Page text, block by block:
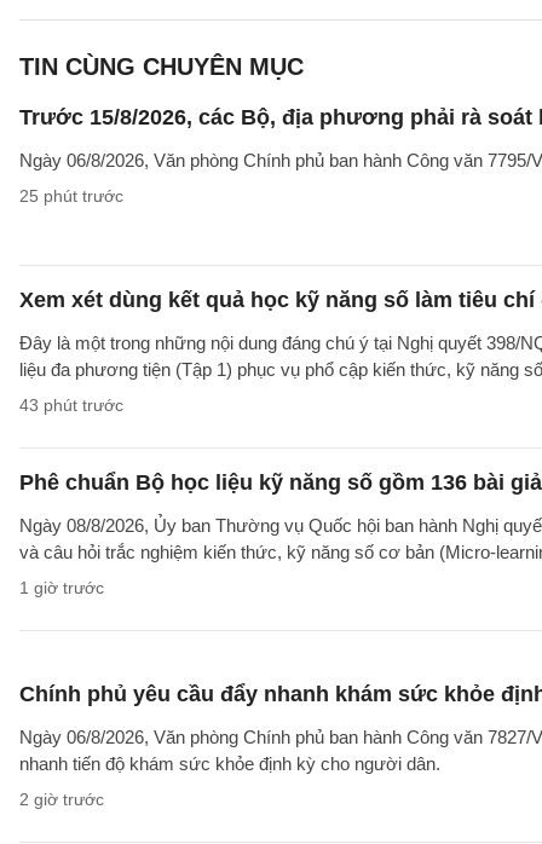
TIN CÙNG CHUYÊN MỤC
Trước 15/8/2026, các Bộ, địa phương phải rà
Ngày 06/8/2026, Văn phòng Chính phủ ban hành Công văn
25 phút trước
Xem xét dùng kết quả học kỹ năng số làm tiêu
Đây là một trong những nội dung đáng chú ý tại Nghị quyết 398/
liệu đa phương tiện (Tập 1) phục vụ phổ cập kiến thức, kỹ năng
43 phút trước
Phê chuẩn Bộ học liệu kỹ năng số gồm 136 bài
Ngày 08/8/2026, Ủy ban Thường vụ Quốc hội ban hành Nghị
và câu hỏi trắc nghiệm kiến thức, kỹ năng số cơ bản (Micro-
1 giờ trước
Chính phủ yêu cầu đẩy nhanh khám sức khỏe
Ngày 06/8/2026, Văn phòng Chính phủ ban hành Công văn
nhanh tiến độ khám sức khỏe định kỳ cho người dân.
2 giờ trước